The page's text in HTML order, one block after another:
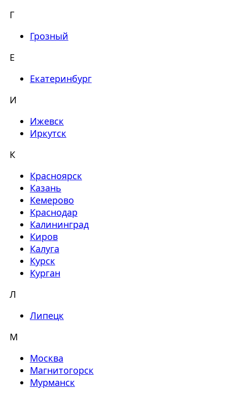
Г
Грозный
Е
Екатеринбург
И
Ижевск
Иркутск
К
Красноярск
Казань
Кемерово
Краснодар
Калининград
Киров
Калуга
Курск
Курган
Л
Липецк
М
Москва
Магнитогорск
Мурманск